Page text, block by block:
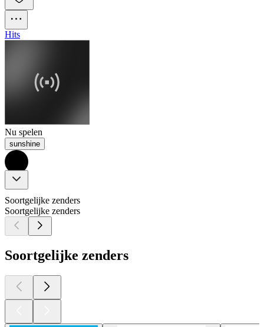
Hits
Nu spelen
sunshine
Soortgelijke zenders
Soortgelijke zenders
Soortgelijke zenders